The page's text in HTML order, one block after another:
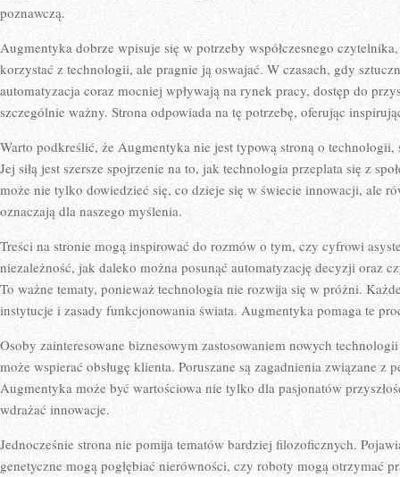
poznawczą.
Augmentyka dobrze wpisuje się w potrzeby współczesnego
korzystać z technologii, ale pragnie ją oswajać. W czasach, gdy
automatyzacja coraz mocniej wpływają na rynek pracy, dostęp do
szczególnie ważny. Strona odpowiada na tę potrzebę, oferując
Warto podkreślić, że Augmentyka nie jest typową stroną o technologii,
Jej siłą jest szersze spojrzenie na to, jak technologia przeplata się z
może nie tylko dowiedzieć się, co dzieje się w świecie innowacji, ale
oznaczają dla naszego myślenia.
Treści na stronie mogą inspirować do rozmów o tym, czy cyfrowi
niezależność, jak daleko można posunąć automatyzację decyzji oraz
To ważne tematy, ponieważ technologia nie rozwija się w próżni.
instytucje i zasady funkcjonowania świata. Augmentyka pomaga te
Osoby zainteresowane biznesowym zastosowaniem nowych
może wspierać obsługę klienta. Poruszane są zagadnienia związane z
Augmentyka może być wartościowa nie tylko dla pasjonatów
wdrażać innowacje.
Jednocześnie strona nie pomija tematów bardziej filozoficznych.
genetyczne mogą pogłębiać nierówności, czy roboty mogą otrzymać